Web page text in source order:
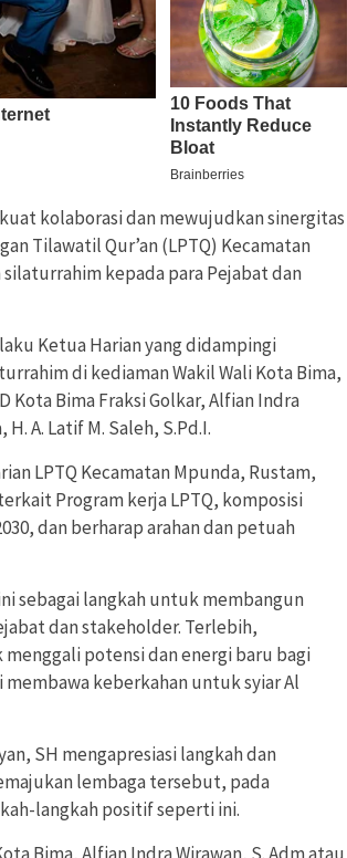
kolaborasi dan mewujudkan sinergitas
Tilawatil Qur’an (LPTQ) Kecamatan
kepada para Pejabat dan
Ketua Harian yang didampingi
di kediaman Wakil Wali Kota Bima,
Kota Bima Fraksi Golkar, Alfian Indra
A. Latif M. Saleh, S.Pd.I.
LPTQ Kecamatan Mpunda, Rustam,
Program kerja LPTQ, komposisi
dan berharap arahan dan petuah
sebagai langkah untuk membangun
dan stakeholder. Terlebih,
potensi dan energi baru bagi
keberkahan untuk syiar Al
SH mengapresiasi langkah dan
lembaga tersebut, pada
langkah positif seperti ini.